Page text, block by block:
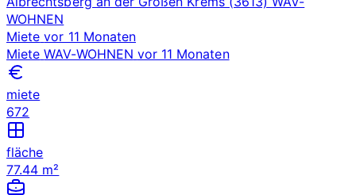
WOHNEN
Miete vor 11 Monaten
Miete WAV-WOHNEN vor 11 Monaten
miete
672
fläche
77.44 m²